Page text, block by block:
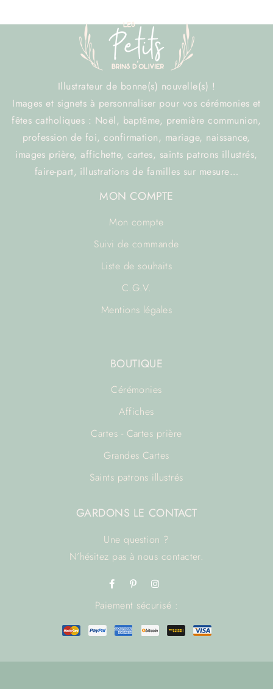
Illustrateur de bonne(s) nouvelle(s) !
Images et signets à personnaliser pour vos cérémonies et
fêtes catholiques : Noël, baptême, première communion,
profession de foi, confirmation, mariage, naissance,
images prière, affichette, cartes, saints patrons illustrés,
faire-part, illustrations de familles sur mesure…
MON COMPTE
Mon compte
Suivi de commande
Liste de souhaits
C.G.V.
Mentions légales
BOUTIQUE
Cérémonies
Affiches
Cartes - Cartes prière
Grandes Cartes
Saints patrons illustrés
GARDONS LE CONTACT
Une question ?
N’hésitez pas à nous contacter.
Paiement sécurisé :